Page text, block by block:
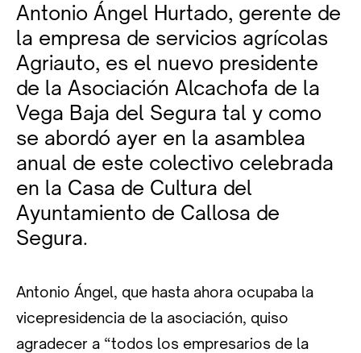
Antonio Ángel Hurtado, gerente de
la empresa de servicios agrícolas
Agriauto, es el nuevo presidente
de la Asociación Alcachofa de la
Vega Baja del Segura tal y como
se abordó ayer en la asamblea
anual de este colectivo celebrada
en la Casa de Cultura del
Ayuntamiento de Callosa de
Segura.
Antonio Ángel, que hasta ahora ocupaba la
vicepresidencia de la asociación, quiso
agradecer a “todos los empresarios de la